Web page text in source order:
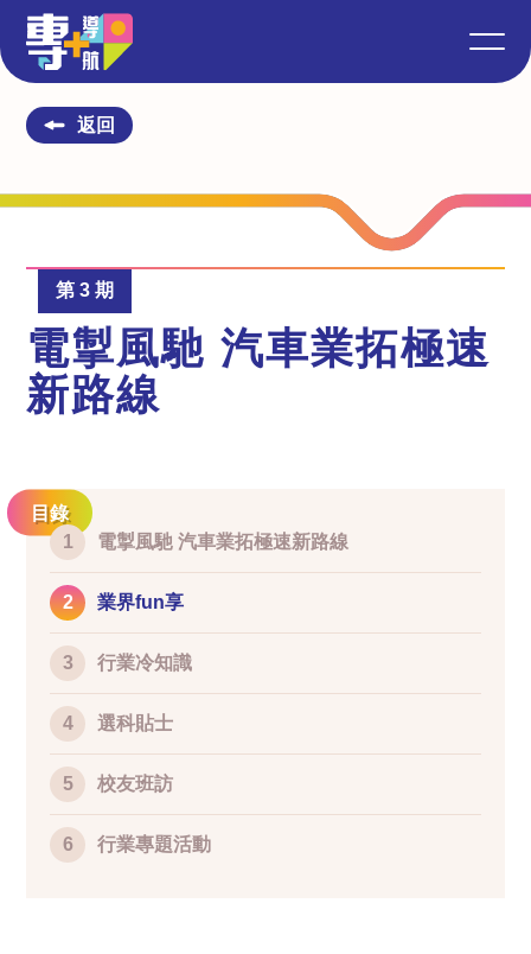
返回
第 3 期
電掣風馳 汽車業拓極速
新路線
目錄
1
電掣風馳 汽車業拓極速新路線
2 業界fun享
3 行業冷知識
4 選科貼士
5 校友班訪
6 行業專題活動